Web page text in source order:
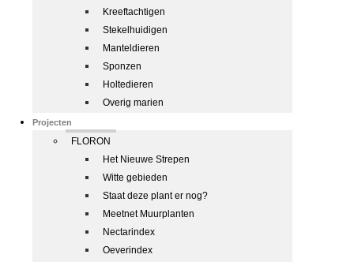
Kreeftachtigen
Stekelhuidigen
Manteldieren
Sponzen
Holtedieren
Overig marien
Projecten
FLORON
Het Nieuwe Strepen
Witte gebieden
Staat deze plant er nog?
Meetnet Muurplanten
Nectarindex
Oeverindex